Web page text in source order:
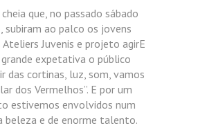
que, no passado sábado
subiram ao palco os jovens
Juvenis e projeto agirE
grande expetativa o público
das cortinas, luz, som, vamos
dos Vermelhos”. E por um
estivemos envolvidos num
beleza e de enorme talento.